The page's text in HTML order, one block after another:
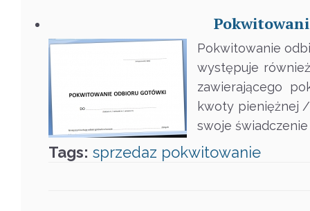
Pokwitowanie
występuje
zawierającego
kwoty pieniężnej /
swoje
Tags: sprzedaz pokwitowanie